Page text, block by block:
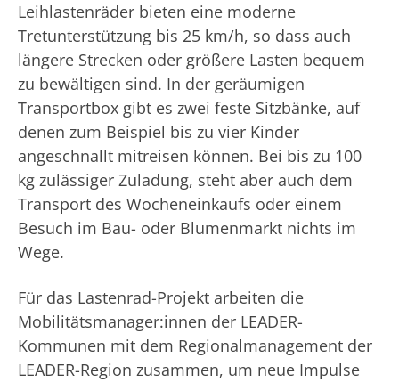
Leihlastenräder bieten eine moderne
Tretunterstützung bis 25 km/h, so dass auch
längere Strecken oder größere Lasten bequem
zu bewältigen sind. In der geräumigen
Transportbox gibt es zwei feste Sitzbänke, auf
denen zum Beispiel bis zu vier Kinder
angeschnallt mitreisen können. Bei bis zu 100
kg zulässiger Zuladung, steht aber auch dem
Transport des Wocheneinkaufs oder einem
Besuch im Bau- oder Blumenmarkt nichts im
Wege.
Für das Lastenrad-Projekt arbeiten die
Mobilitätsmanager:innen der LEADER-
Kommunen mit dem Regionalmanagement der
LEADER-Region zusammen, um neue Impulse